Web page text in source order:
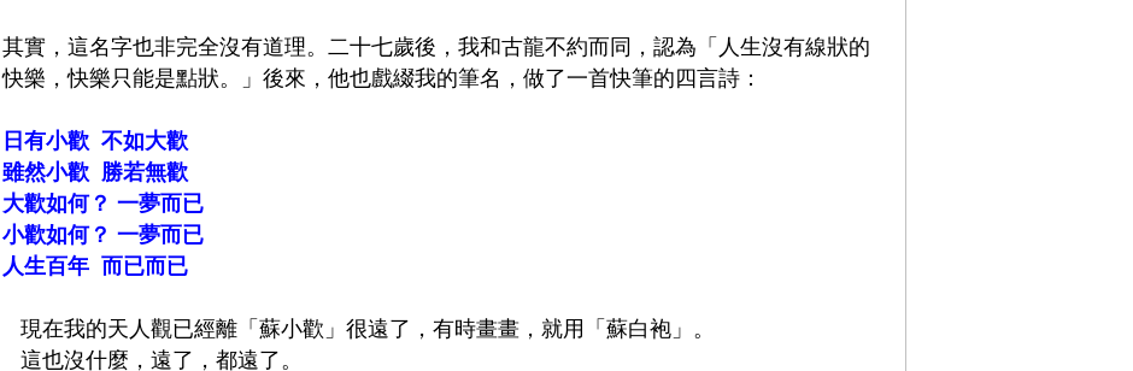
其實，這名字也非完全沒有道理。二十七歲後，我和古龍不約而同，認為「人生沒有線狀的
快樂，快樂只能是點狀。」後來，他也戲綴我的筆名，做了一首快筆的四言詩：
日有小歡 不如大歡
雖然小歡 勝若無歡
大歡如何？ 一夢而已
小歡如何？ 一夢而已
人生百年 而已而已
現在我的天人觀已經離「蘇小歡」很遠了，有時畫畫，就用「蘇白袍」。
這也沒什麼，遠了，都遠了。